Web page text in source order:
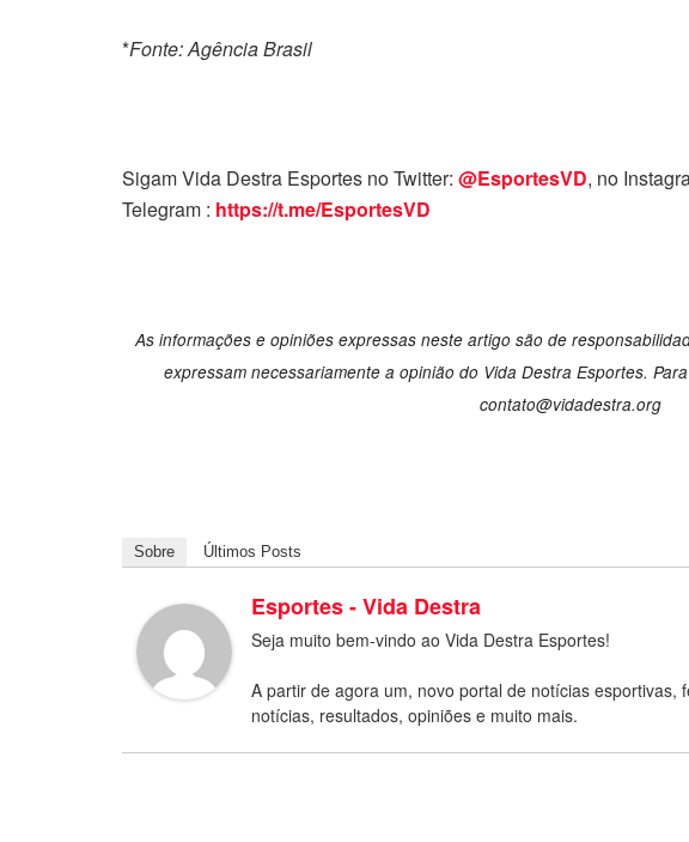
*Fonte: Agência Brasil
Sigam Vida Destra Esportes no Twitter: @EsportesVD, no
Telegram : https://t.me/EsportesVD
As informações e opiniões expressas neste artigo são de
expressam necessariamente a opinião do Vida Destra Esportes.
contato@vidadestra.org
Sobre Últimos Posts
Esportes - Vida Destra
Seja muito bem-vindo ao Vida Destra Esportes!
A partir de agora um, novo portal de notícias esportivas,
notícias, resultados, opiniões e muito mais.